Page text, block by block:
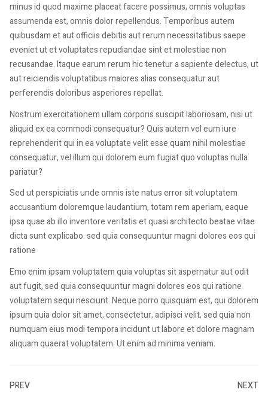
minus id quod maxime placeat facere possimus, omnis voluptas
assumenda est, omnis dolor repellendus. Temporibus autem
quibusdam et aut officiis debitis aut rerum necessitatibus saepe
eveniet ut et voluptates repudiandae sint et molestiae non
recusandae. Itaque earum rerum hic tenetur a sapiente delectus, ut
aut reiciendis voluptatibus maiores alias consequatur aut
perferendis doloribus asperiores repellat.
Nostrum exercitationem ullam corporis suscipit laboriosam, nisi ut
aliquid ex ea commodi consequatur? Quis autem vel eum iure
reprehenderit qui in ea voluptate velit esse quam nihil molestiae
consequatur, vel illum qui dolorem eum fugiat quo voluptas nulla
pariatur?
Sed ut perspiciatis unde omnis iste natus error sit voluptatem
accusantium doloremque laudantium, totam rem aperiam, eaque
ipsa quae ab illo inventore veritatis et quasi architecto beatae vitae
dicta sunt explicabo. sed quia consequuntur magni dolores eos qui
ratione
Emo enim ipsam voluptatem quia voluptas sit aspernatur aut odit
aut fugit, sed quia consequuntur magni dolores eos qui ratione
voluptatem sequi nesciunt. Neque porro quisquam est, qui dolorem
ipsum quia dolor sit amet, consectetur, adipisci velit, sed quia non
numquam eius modi tempora incidunt ut labore et dolore magnam
aliquam quaerat voluptatem. Ut enim ad minima veniam.
PREV NEXT